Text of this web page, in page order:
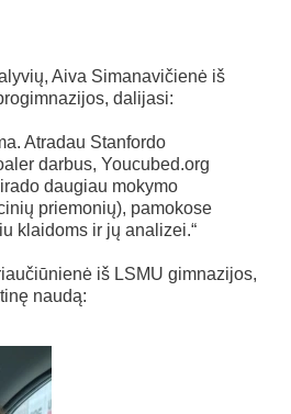
Aiva Simanavičienė iš
dalijasi:
Atradau Stanfordo
darbus, Youcubed.org
daugiau mokymo
priemonių), pamokose
klaidoms ir jų analizei.“
iš LSMU gimnazijos,
naudą: